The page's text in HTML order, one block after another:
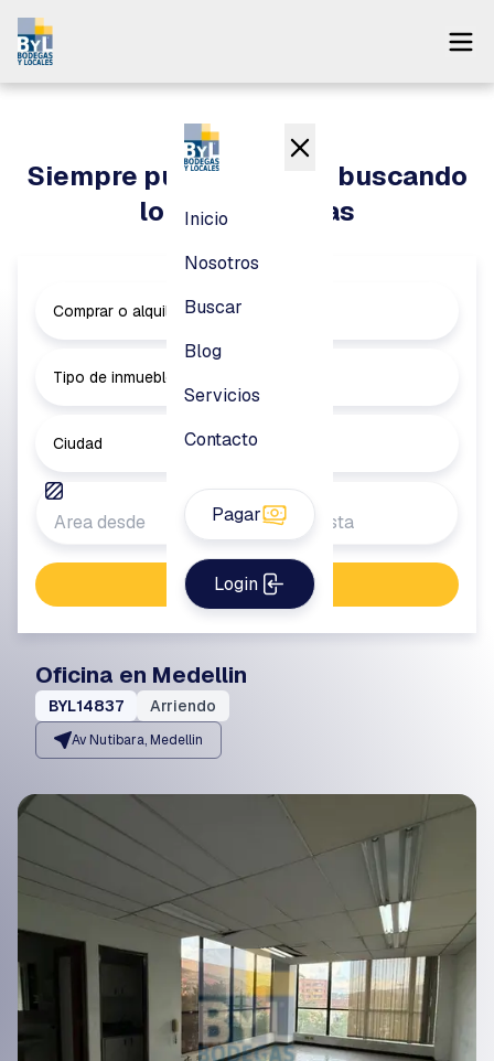
Nosotros
Pagar
Inicio
Nosotros
Buscar
Blog
Servicios
Contacto
Pagar
Login
Siempre puedes seguir buscando
lo que necesitas
Comprar o alquilar
Tipo de inmueble
Ciudad
Buscar propiedad
Oficina en Medellin
BYL14837 Arriendo
Av Nutibara, Medellin